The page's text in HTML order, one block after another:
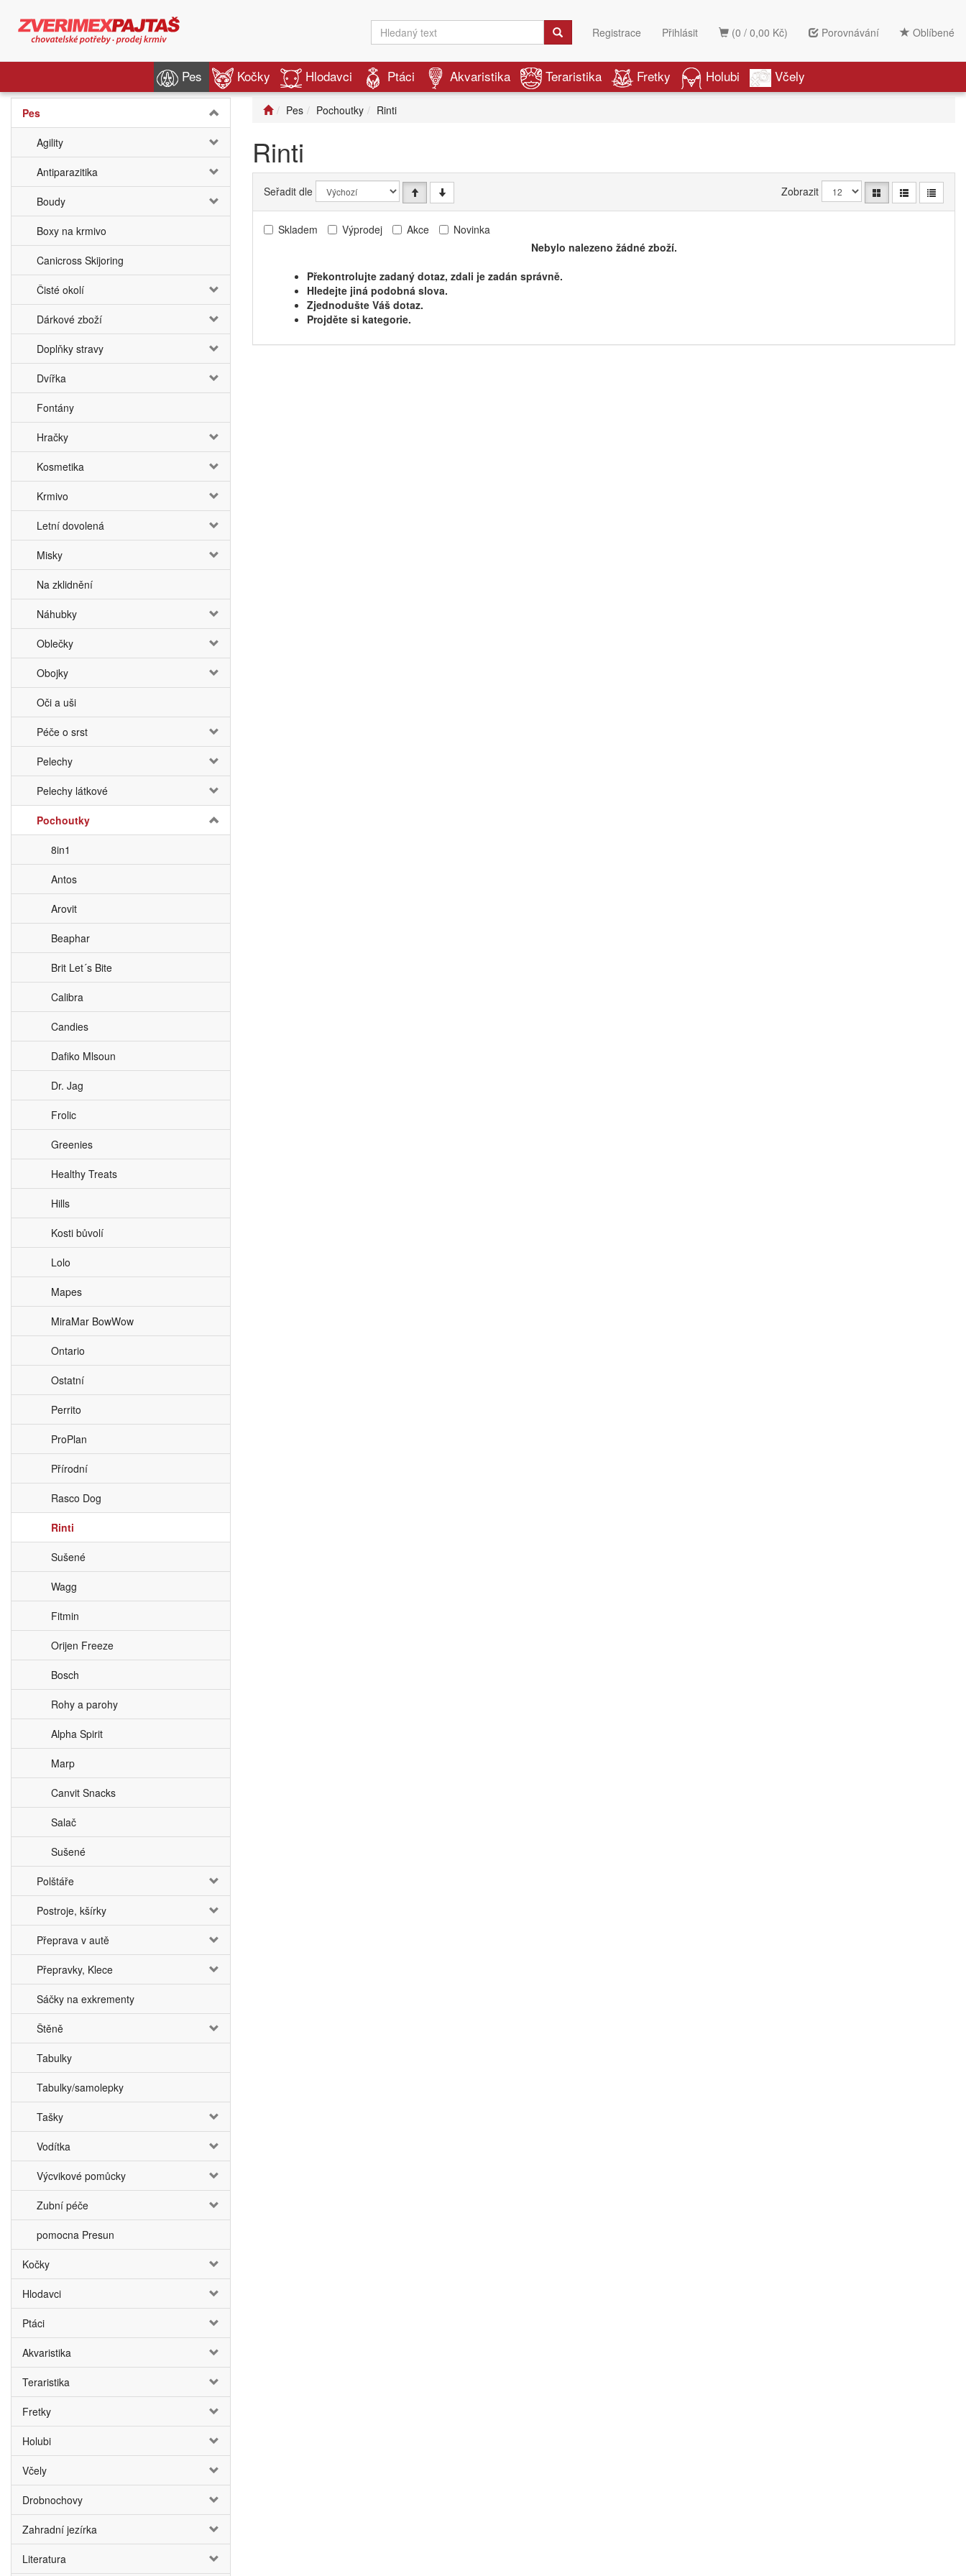
(0 / 0,00 Kč) Porovnávání Oblíbené
Registrace Přihlásit
Pes Kočky Hlodavci Ptáci Akvaristika Teraristika Fretky Holubi Včely
Pes
Agility
Antiparazitika
Boudy
Boxy na krmivo
Canicross Skijoring
Čisté okolí
Dárkové zboží
Doplňky stravy
Dvířka
Fontány
Hračky
Kosmetika
Krmivo
Letní dovolená
Misky
Na zklidnění
Náhubky
Oblečky
Obojky
Oči a uši
Péče o srst
Pelechy
Pelechy látkové
Pochoutky
8in1
Antos
Arovit
Beaphar
Brit Let´s Bite
Calibra
Candies
Dafiko Mlsoun
Dr. Jag
Frolic
Greenies
Healthy Treats
Hills
Kosti bůvolí
Lolo
Mapes
MiraMar BowWow
Ontario
Ostatní
Perrito
ProPlan
Přírodní
Rasco Dog
Rinti
Sušené
Wagg
Fitmin
Orijen Freeze
Bosch
Rohy a parohy
Alpha Spirit
Marp
Canvit Snacks
Salač
Sušené
Polštáře
Postroje, kšírky
Přeprava v autě
Přepravky, Klece
Sáčky na exkrementy
Štěně
Tabulky
Tabulky/samolepky
Tašky
Vodítka
Výcvikové pomůcky
Zubní péče
pomocna Presun
Kočky
Hlodavci
Ptáci
Akvaristika
Teraristika
Fretky
Holubi
Včely
Drobnochovy
Zahradní jezírka
Literatura
Pes Pochoutky Rinti
Rinti
Seřadit dle Zobrazit
Skladem Výprodej Akce
Novinka
Nebylo nalezeno žádné zboží.
Překontrolujte zadaný dotaz, zdali je zadán správně.
Hledejte jiná podobná slova.
Zjednodušte Váš dotaz.
Projděte si kategorie.